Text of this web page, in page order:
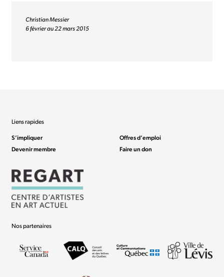
Christian Messier
6 février au 22 mars 2015
Liens rapides
S’impliquer
Devenir membre
Offres d’emploi
Faire un don
Nos partenaires